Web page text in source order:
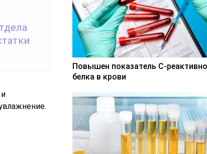
Повышен показатель С-
белка в крови